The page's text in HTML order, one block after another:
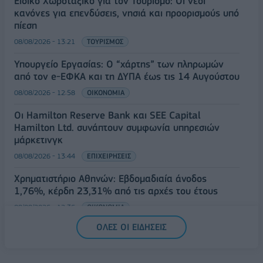
κανόνες για επενδύσεις, νησιά και προορισμούς υπό
πίεση
08/08/2026 - 13:21 ΤΟΥΡΙΣΜΟΣ
Υπουργείο Εργασίας: Ο “χάρτης” των πληρωμών
από τον e-ΕΦΚΑ και τη ΔΥΠΑ έως τις 14 Αυγούστου
08/08/2026 - 12:58 ΟΙΚΟΝΟΜΙΑ
Οι Hamilton Reserve Bank και SEE Capital
Hamilton Ltd. συνάπτουν συμφωνία υπηρεσιών
μάρκετινγκ
08/08/2026 - 13:44 ΕΠΙΧΕΙΡΗΣΕΙΣ
Χρηματιστήριο Αθηνών: Εβδομαδιαία άνοδος
1,76%, κέρδη 23,31% από τις αρχές του έτους
08/08/2026 - 12:36 ΟΙΚΟΝΟΜΙΑ
Διευρύνεται η πρωτοβουλία για τις τιμές στο ράφι
με 916 προϊόντα
ΟΛΕΣ ΟΙ ΕΙΔΗΣΕΙΣ